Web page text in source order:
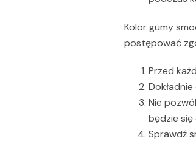
Kolor gumy
postępować
Przed
Nie
będzie się
Sprawdź